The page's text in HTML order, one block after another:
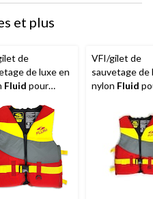
et plus
de
de luxe en
Fluid pour
grand/très
VFI/gilet de
sauvetage de
nylon Fluid
grand/très
grand,
variées